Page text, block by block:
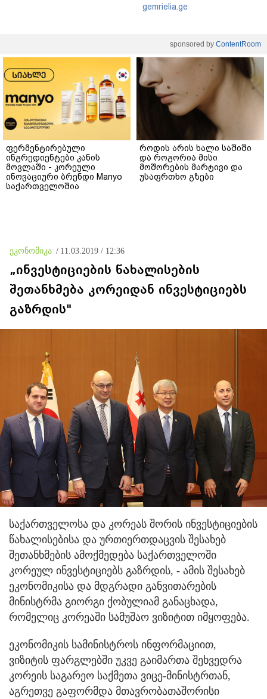
gemrielia.ge
sponsored by ContentRoom
ფერმენტირებული
ინგრედიენტები კანის
მოვლაში - კორეული
ინოვაციური ბრენდი Manyo
საქართველოშია
როდის არის ხალი საშიში
და როგორია მისი
მოშორების მარტივი და
უსაფრთხო გზები
ეკონომიკა / 11.03.2019 / 12:36
„ინვესტიციების წახალისების
შეთანხმება კორეიდან ინვესტიციებს
გაზრდის"
საქართველოსა და კორეას შორის ინვესტიციების
წახალისებისა და ურთიერთდაცვის შესახებ
შეთანხმების ამოქმედება საქართველოში
კორეულ ინვესტიციებს გაზრდის, - ამის შესახებ
ეკონომიკისა და მდგრადი განვითარების
მინისტრმა გიორგი ქობულიამ განაცხადა,
რომელიც კორეაში სამუშაო ვიზიტით იმყოფება.
ეკონომიკის სამინისტროს ინფორმაციით,
ვიზიტის ფარგლებში უკვე გაიმართა შეხვედრა
კორეის საგარეო საქმეთა ვიცე-მინისტრთან,
აგრეთვე გაფორმდა მთავრობათაშორისი